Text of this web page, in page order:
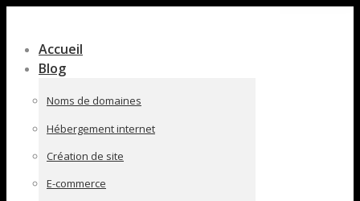
pleine
largeur
Accueil
Blog
Noms de domaines
Hébergement internet
Création de site
E-commerce